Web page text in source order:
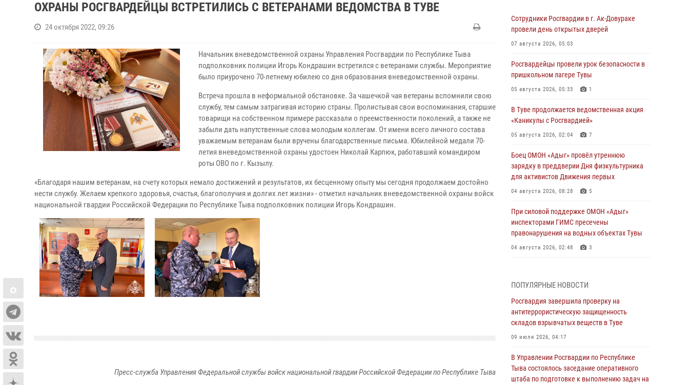
ОХРАНЫ РОСГВАРДЕЙЦЫ ВСТРЕТИЛИСЬ С ВЕТЕРАНАМИ ВЕДОМСТВА В ТУВЕ
24 октября 2022, 09:26
Начальник вневедомственной охраны Управления Росгвардии по Республике Тыва
подполковник полиции Игорь Кондрашин встретился с ветеранами службы. Мероприятие
было приурочено 70-летнему юбилею со дня образования вневедомственной охраны.
Встреча прошла в неформальной обстановке. За чашечкой чая ветераны вспомнили свою
службу, тем самым затрагивая историю страны. Пролистывая свои воспоминания, старшие
товарищи на собственном примере рассказали о преемственности поколений, а также не
забыли дать напутственные слова молодым коллегам. От имени всего личного состава
уважаемым ветеранам были вручены благодарственные письма. Юбилейной медали 70-
летия вневедомственной охраны удостоен Николай Карпюк, работавший командиром
роты ОВО по г. Кызылу.
«Благодаря нашим ветеранам, на счету которых немало достижений и результатов, их бесценному опыту мы сегодня продолжаем достойно
нести службу. Желаем крепкого здоровья, счастья, благополучия и долгих лет жизни» - отметил начальник вневедомственной охраны войск
национальной гвардии Российской Федерации по Республике Тыва подполковник полиции Игорь Кондрашин.
Пресс-служба Управления Федеральной службы войск национальной гвардии Российской Федерации по Республике Тыва
Сотрудники Росгвардии в г. Ак-Довураке
провели день открытых дверей
07 августа 2026, 05:03
Росгвардейцы провели урок безопасности в
пришкольном лагере Тувы
05 августа 2026, 05:33 1
В Туве продолжается ведомственная акция
«Каникулы с Росгвардией»
05 августа 2026, 02:04 7
Боец ОМОН «Адыг» провёл утреннюю
зарядку в преддверии Дня физкультурника
для активистов Движения первых
04 августа 2026, 08:28 5
При силовой поддержке ОМОН «Адыг»
инспекторами ГИМС пресечены
правонарушения на водных объектах Тувы
04 августа 2026, 02:48 3
из труднодоступного места
03 августа 2026, 07:25
Росгвардия проверила организацию отдыха
детей в детских лагерях Тувы
Сотрудники вневедомственной охраны
приняли участие в акции «Каникулы с
ПОПУЛЯРНЫЕ НОВОСТИ
Росгвардия завершила проверку на
антитеррористическую защищенность
складов взрывчатых веществ в Туве
09 июля 2026, 04:17
В Управлении Росгвардии по Республике
Тыва состоялось заседание оперативного
штаба по подготовке к выполнению задач на